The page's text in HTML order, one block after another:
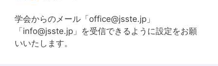
学会からのメール「office@jsste.jp」
「info@jsste.jp」を受信できるように設定をお願
いいたします。